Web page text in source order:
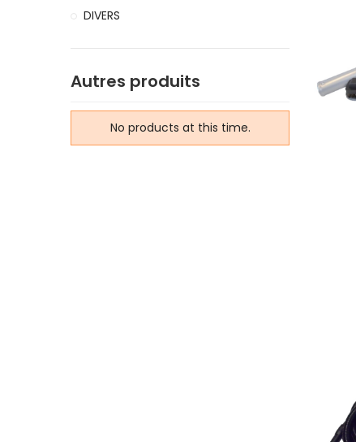
DIVERS
Autres produits
No products at this time.